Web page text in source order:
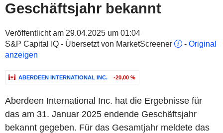
Geschäftsjahr bekannt
Veröffentlicht am 29.04.2025 um 01:04
S&P Capital IQ - Übersetzt von MarketScreener
- Original
anzeigen
ABERDEEN INTERNATIONAL INC. -20,00 %
Aberdeen International Inc. hat die Ergebnisse für
das am 31. Januar 2025 endende Geschäftsjahr
bekannt gegeben. Für das Gesamtjahr meldete das